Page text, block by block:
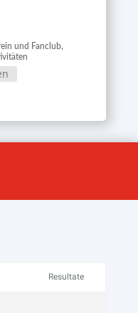
und Fanclub,
Resultate